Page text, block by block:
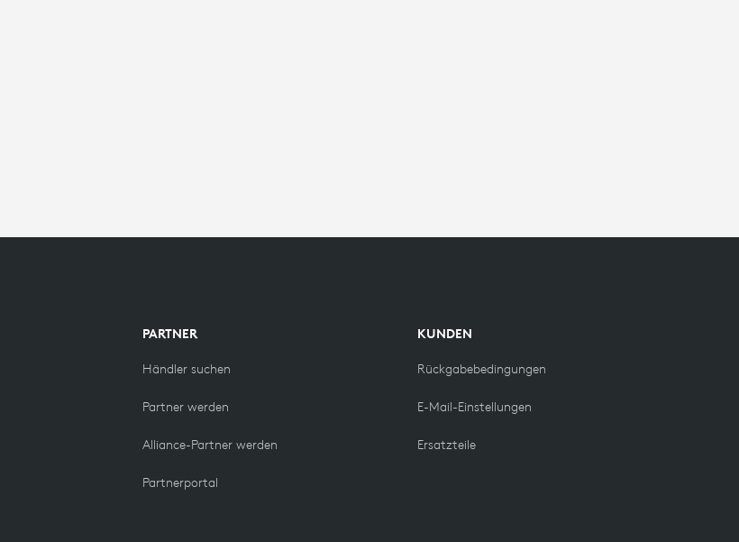
PARTNER
Händler suchen
Partner werden
Alliance-Partner werden
Partnerportal
KUNDEN
Rückgabebedingungen
E-Mail-Einstellungen
Ersatzteile